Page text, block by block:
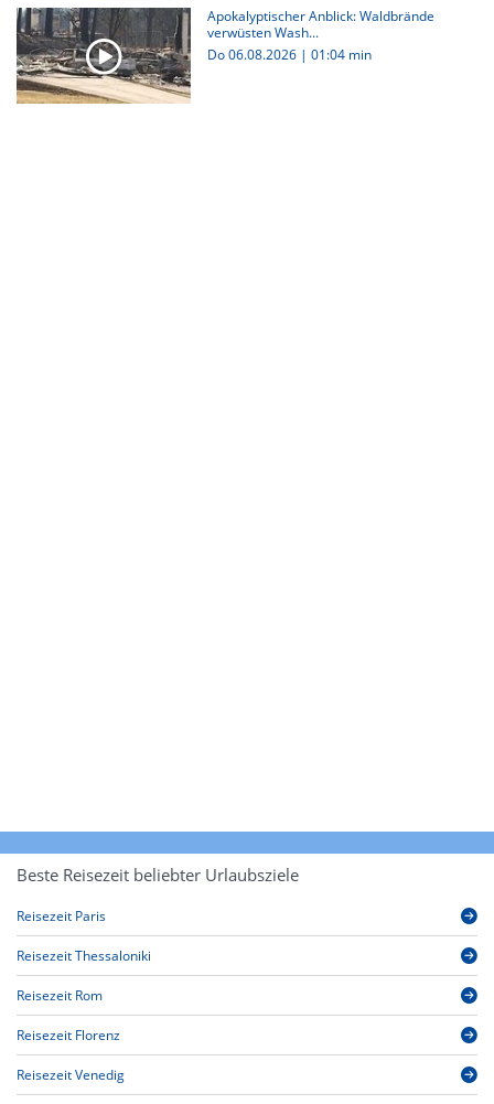
Apokalyptischer Anblick: Waldbrände
verwüsten Wash...
Do 06.08.2026 | 01:04 min
Beste Reisezeit beliebter Urlaubsziele
Reisezeit Paris
Reisezeit Thessaloniki
Reisezeit Rom
Reisezeit Florenz
Reisezeit Venedig